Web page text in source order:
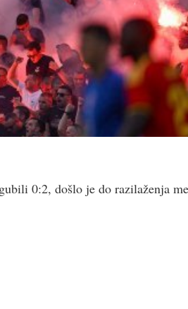
0:2, došlo je do razilaženja